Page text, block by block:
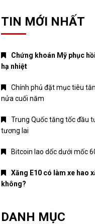
TIN MỚI NHẤT
Chứng khoán Mỹ phục
hạ nhiệt
Chính phủ đặt mục tiêu
nửa cuối năm
Trung Quốc tăng tốc đầu
tương lai
Bitcoin lao dốc dưới mốc
Xăng E10 có làm xe hao
không?
DANH MỤC